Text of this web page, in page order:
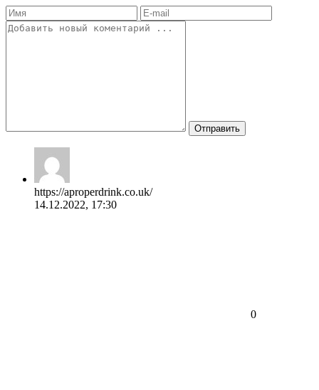
Отправить
https://aproperdrink.co.uk/
14.12.2022, 17:30
0